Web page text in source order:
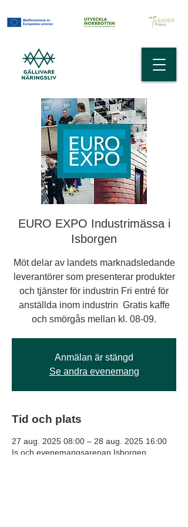
EURO EXPO Industrimässa i
Isborgen
Möt delar av landets marknadsledande
leverantörer som presenterar produkter
och tjänster för industrin​​​​​​​ Fri entré för
anställda inom industrin Gratis kaffe
och smörgås mellan kl. 08-09.
Anmälan är stängd
Se andra evenemang
Tid och plats
27 aug. 2025 08:00 – 28 aug. 2025 16:00
Is och evenemangsarenan Isborgen,